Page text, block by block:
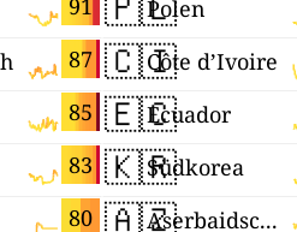
91
87
85
83
80
Polen
🇨🇮Côte d’Ivoire
🇪🇨Ecuador
🇰🇷Südkorea
🇦🇿 Aserbaidschan